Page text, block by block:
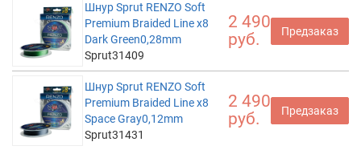
Шнур Sprut RENZO Soft
Premium Braided Line x8
Dark Green0,28mm
Sprut31409
2 490
руб.
Предзаказ
Шнур Sprut RENZO Soft
Premium Braided Line x8
Space Gray0,12mm
Sprut31431
2 490
руб.
Предзаказ